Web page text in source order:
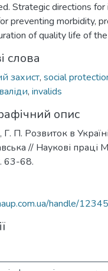
Strategic directions
preventing morbidity,
of quality life of
слова
захист, social
, invalids
опис
Г. П. Розвиток в
// Наукові
63-68.
handle/